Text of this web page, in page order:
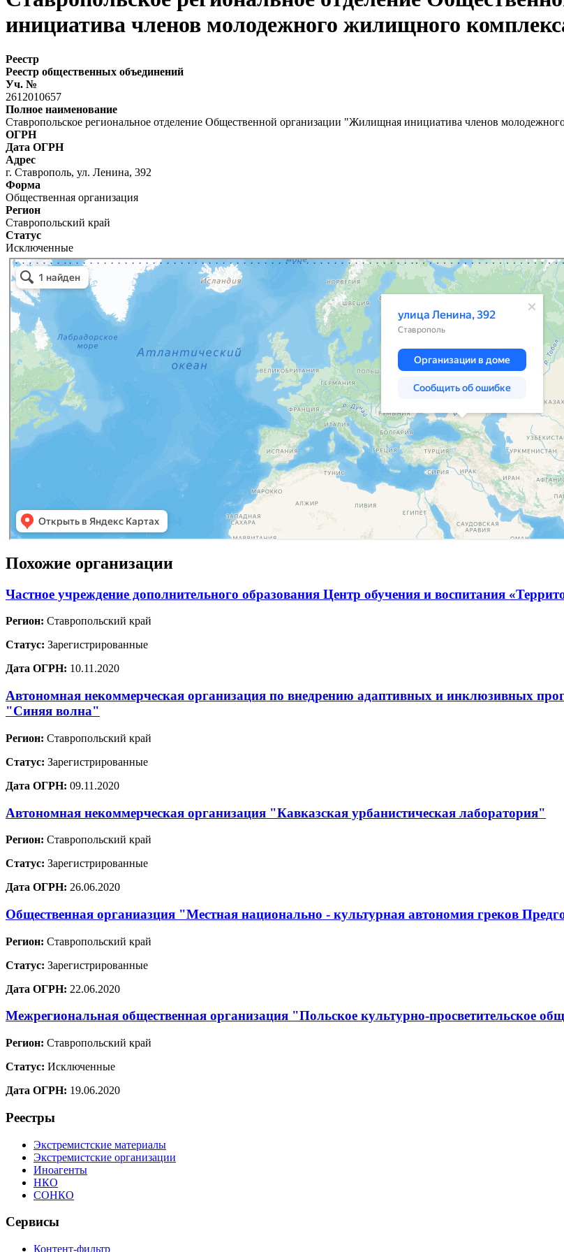
инициатива членов молодежного жилищного
Реестр
Реестр общественных объединений
Уч. №
2612010657
Полное наименование
Ставропольское региональное отделение Общественной организации "Жилищная инициатива членов
ОГРН
Дата ОГРН
Адрес
г. Ставрополь, ул. Ленина, 392
Форма
Общественная организация
Регион
Ставропольский край
Статус
Исключенные
Похожие организации
Частное учреждение дополнительного образования Центр обучения и воспитания
Регион: Ставропольский край
Статус: Зарегистрированные
Дата ОГРН: 10.11.2020
Автономная некоммерческая организация по внедрению адаптивных и инклюзивных
"Синяя волна"
Регион: Ставропольский край
Статус: Зарегистрированные
Дата ОГРН: 09.11.2020
Автономная некоммерческая организация "Кавказская урбанистическая лаборатория"
Регион: Ставропольский край
Статус: Зарегистрированные
Дата ОГРН: 26.06.2020
Общественная органиазция "Местная национально - культурная автономия греков
Регион: Ставропольский край
Статус: Зарегистрированные
Дата ОГРН: 22.06.2020
Межрегиональная общественная организация "Польское культурно-просветительское
Регион: Ставропольский край
Статус: Исключенные
Дата ОГРН: 19.06.2020
Реестры
Экстремистские материалы
Экстремистские организации
Иноагенты
НКО
СОНКО
Сервисы
Контент-фильтр